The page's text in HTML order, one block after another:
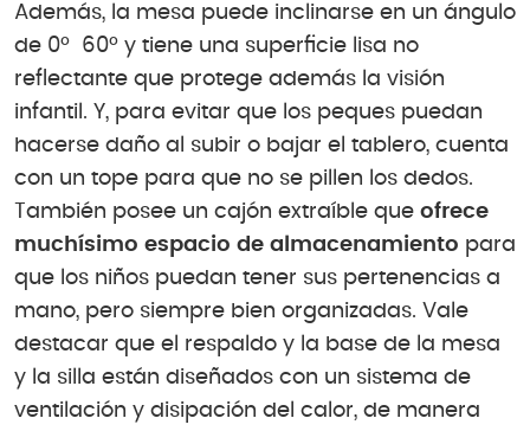
Además, la mesa puede inclinarse en un ángulo
de 0º 60º y tiene una superficie lisa no
reflectante que protege además la visión
infantil. Y, para evitar que los peques puedan
hacerse daño al subir o bajar el tablero, cuenta
con un tope para que no se pillen los dedos.
También posee un cajón extraíble que ofrece
muchísimo espacio de almacenamiento para
que los niños puedan tener sus pertenencias a
mano, pero siempre bien organizadas. Vale
destacar que el respaldo y la base de la mesa
y la silla están diseñados con un sistema de
ventilación y disipación del calor, de manera